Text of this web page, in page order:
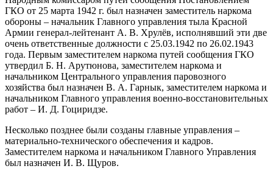
ГКО от 25 марта 1942 г. был назначен заместитель наркома
обороны – начальник Главного управления тыла Красной
Армии генерал-лейтенант А. В. Хрулёв, исполнявший эти две
очень ответственные должности с 25.03.1942 по 26.02.1943
года. Первым заместителем наркома путей сообщения ГКО
утвердил Б. Н. Арутюнова, заместителем наркома и
начальником Центрального управления паровозного
хозяйства был назначен B. А. Гарнык, заместителем наркома и
начальником Главного управления военно-восстановительных
работ – И. Д. Гоциридзе.
Несколько позднее были созданы главные управления –
материально-технического обеспечения и кадров.
Заместителем наркома и начальником Главного Управления
был назначен И. В. Щуров.